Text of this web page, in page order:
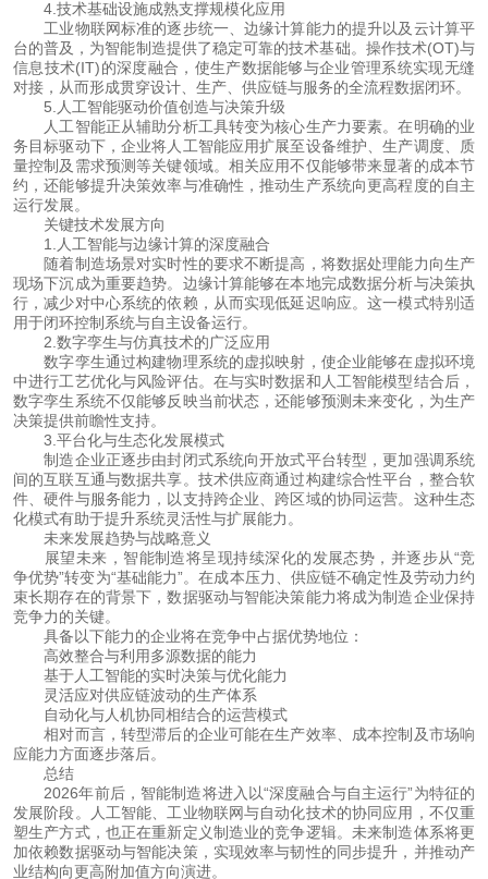
4.技术基础设施成熟支撑规模化应用
工业物联网标准的逐步统一、边缘计算能力的提升以及云计算平
台的普及，为智能制造提供了稳定可靠的技术基础。操作技术(OT)与
信息技术(IT)的深度融合，使生产数据能够与企业管理系统实现无缝
对接，从而形成贯穿设计、生产、供应链与服务的全流程数据闭环。
5.人工智能驱动价值创造与决策升级
人工智能正从辅助分析工具转变为核心生产力要素。在明确的业
务目标驱动下，企业将人工智能应用扩展至设备维护、生产调度、质
量控制及需求预测等关键领域。相关应用不仅能够带来显著的成本节
约，还能够提升决策效率与准确性，推动生产系统向更高程度的自主
运行发展。
关键技术发展方向
1.人工智能与边缘计算的深度融合
随着制造场景对实时性的要求不断提高，将数据处理能力向生产
现场下沉成为重要趋势。边缘计算能够在本地完成数据分析与决策执
行，减少对中心系统的依赖，从而实现低延迟响应。这一模式特别适
用于闭环控制系统与自主设备运行。
2.数字孪生与仿真技术的广泛应用
数字孪生通过构建物理系统的虚拟映射，使企业能够在虚拟环境
中进行工艺优化与风险评估。在与实时数据和人工智能模型结合后，
数字孪生系统不仅能够反映当前状态，还能够预测未来变化，为生产
决策提供前瞻性支持。
3.平台化与生态化发展模式
制造企业正逐步由封闭式系统向开放式平台转型，更加强调系统
间的互联互通与数据共享。技术供应商通过构建综合性平台，整合软
件、硬件与服务能力，以支持跨企业、跨区域的协同运营。这种生态
化模式有助于提升系统灵活性与扩展能力。
未来发展趋势与战略意义
展望未来，智能制造将呈现持续深化的发展态势，并逐步从“竞
争优势”转变为“基础能力”。在成本压力、供应链不确定性及劳动力约
束长期存在的背景下，数据驱动与智能决策能力将成为制造企业保持
竞争力的关键。
具备以下能力的企业将在竞争中占据优势地位：
高效整合与利用多源数据的能力
基于人工智能的实时决策与优化能力
灵活应对供应链波动的生产体系
自动化与人机协同相结合的运营模式
相对而言，转型滞后的企业可能在生产效率、成本控制及市场响
应能力方面逐步落后。
总结
2026年前后，智能制造将进入以“深度融合与自主运行”为特征的
发展阶段。人工智能、工业物联网与自动化技术的协同应用，不仅重
塑生产方式，也正在重新定义制造业的竞争逻辑。未来制造体系将更
加依赖数据驱动与智能决策，实现效率与韧性的同步提升，并推动产
业结构向更高附加值方向演进。